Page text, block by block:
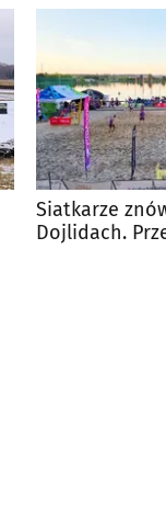
Siatkarze
Dojlidach.